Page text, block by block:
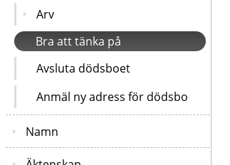
Arv
Bra att tänka på
Avsluta dödsboet
Anmäl ny adress för dödsbo
Namn